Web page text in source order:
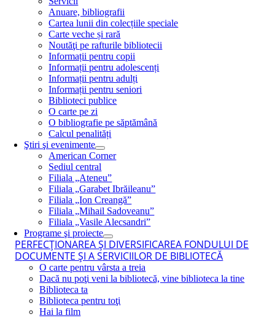
Anuare, bibliografii
Cartea lunii din colecțiile speciale
Carte veche și rară
Noutăţi pe rafturile bibliotecii
Informații pentru copii
Informații pentru adolescenți
Informații pentru adulți
Informații pentru seniori
Biblioteci publice
O carte pe zi
O bibliografie pe săptămână
Calcul penalități
Ştiri şi evenimente
American Corner
Sediul central
Filiala „Ateneu”
Filiala „Garabet Ibrăileanu”
Filiala „Ion Creangă”
Filiala „Mihail Sadoveanu”
Filiala „Vasile Alecsandri”
Programe şi proiecte
PERFECŢIONAREA ŞI DIVERSIFICAREA FONDULUI DE
DOCUMENTE ŞI A SERVICIILOR DE BIBLIOTECĂ
O carte pentru vârsta a treia
Dacă nu poţi veni la bibliotecă, vine biblioteca la tine
Biblioteca ta
Biblioteca pentru toţi
Hai la film